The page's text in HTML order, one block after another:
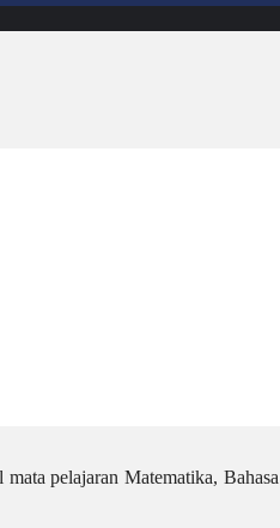
pelajaran Matematika,